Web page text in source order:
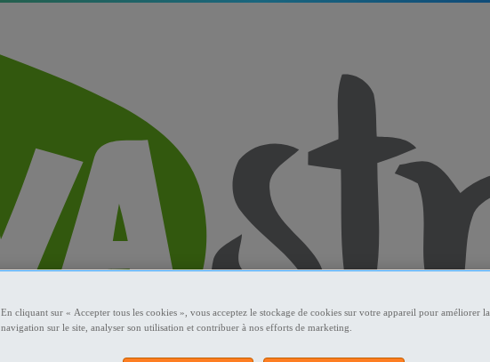
En cliquant sur « Accepter tous les cookies », vous acceptez le stockage de cookies sur votre appareil pour améliorer la
navigation sur le site, analyser son utilisation et contribuer à nos efforts de marketing.